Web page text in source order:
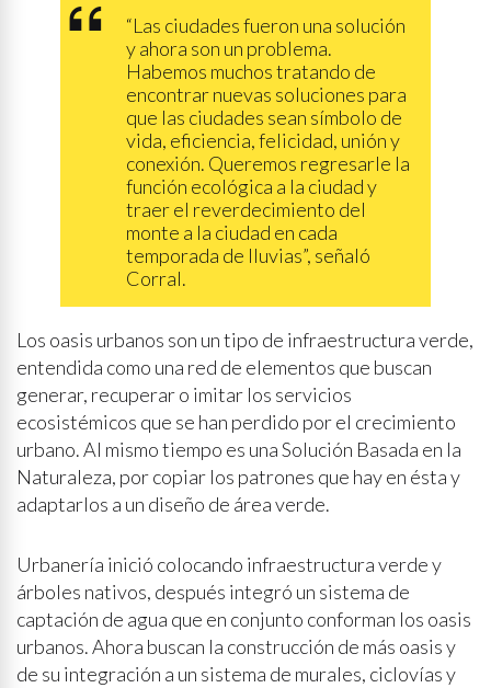
“Las ciudades fueron una solución
y ahora son un problema.
Habemos muchos tratando de
encontrar nuevas soluciones para
que las ciudades sean símbolo de
vida, eficiencia, felicidad, unión y
conexión. Queremos regresarle la
función ecológica a la ciudad y
traer el reverdecimiento del
monte a la ciudad en cada
temporada de lluvias”, señaló
Corral.
Los oasis urbanos son un tipo de infraestructura verde,
entendida como una red de elementos que buscan
generar, recuperar o imitar los servicios
ecosistémicos que se han perdido por el crecimiento
urbano. Al mismo tiempo es una Solución Basada en la
Naturaleza, por copiar los patrones que hay en ésta y
adaptarlos a un diseño de área verde.
Urbanería inició colocando infraestructura verde y
árboles nativos, después integró un sistema de
captación de agua que en conjunto conforman los oasis
urbanos. Ahora buscan la construcción de más oasis y
de su integración a un sistema de murales, ciclovías y